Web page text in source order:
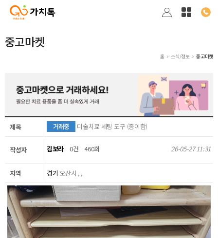
중고마켓
홈 소식/정보 중고마켓
제목 거래중 미술치료 세팅 도구 (종이함)
작성자 김보라 0건 460회 26-05-27 11:31
지역 경기 오산시 , ,